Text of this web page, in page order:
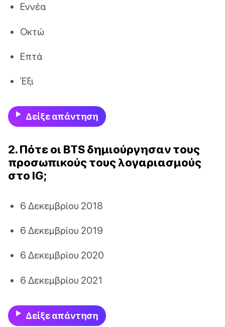
Εννέα
Οκτώ
Επτά
Έξι
Δείξε απάντηση
2. Πότε οι BTS δημιούργησαν τους
προσωπικούς τους λογαριασμούς
στο IG;
6 Δεκεμβρίου 2018
6 Δεκεμβρίου 2019
6 Δεκεμβρίου 2020
6 Δεκεμβρίου 2021
Δείξε απάντηση